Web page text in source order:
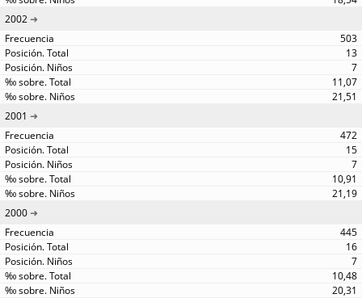
2002
503
13
7
11,07
21,51
2001
472
15
7
10,91
21,19
2000
445
16
7
10,48
20,31